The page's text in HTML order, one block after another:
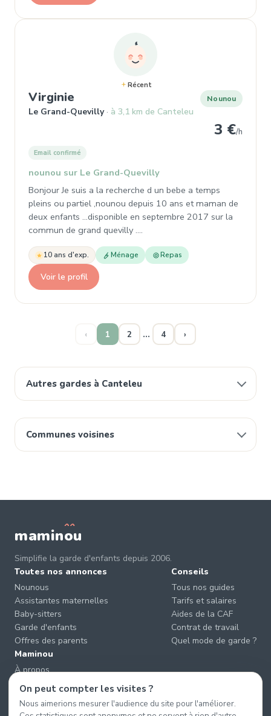
Autres gardes à Canteleu
Communes voisines
Récent
Virginie , Nounou à Le Grand-Quevilly
Le Grand-Quevilly à 3,1 km de Canteleu
Nounou
3 €/h
Email confirmé
nounou sur Le Grand-Quevilly
Bonjour Je suis a la recherche d un bebe a temps
pleins ou partiel ,nounou depuis 10 ans et maman de
deux enfants ...disponible en septembre 2017 sur la
commun de grand quevilly ....
10 ans d'exp. Ménage Repas
Voir le profil
‹ 1 2 … 4 ›
maminou
Simplifie la garde d'enfants depuis 2006.
Toutes nos annonces
Nounous
Assistantes maternelles
Baby-sitters
Garde d'enfants
Offres des parents
Conseils
Tous nos guides
Tarifs et salaires
Aides de la CAF
Contrat de travail
Quel mode de garde ?
Maminou
À propos
Nous contacter
Éviter les arnaques
CGU & CGV
On peut compter les visites ?
Nous aimerions mesurer l'audience du site pour l'améliorer.